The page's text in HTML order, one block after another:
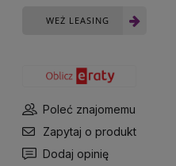
WEŻ LEASING
Zapytaj o produkt
Poleć znajomemu
Dodaj opinię